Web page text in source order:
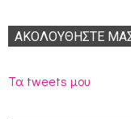
ΑΚΟΛΟΥΘΉΣΤΕ
Τα tweets μου